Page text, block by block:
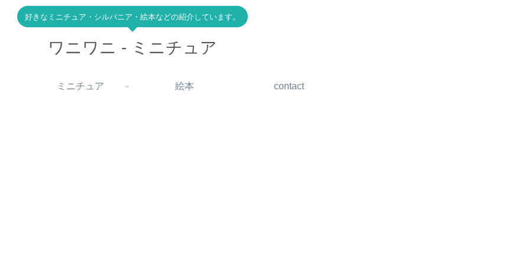
好きなミニチュア・シルバニア・絵本などの紹介しています。
ワニワニ - ミニチュア
ミニチュア 絵本 contact